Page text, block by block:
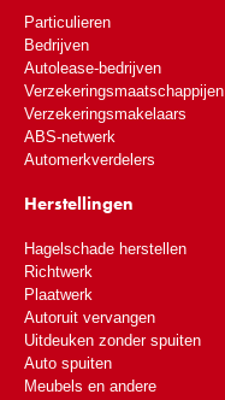
Particulieren
Bedrijven
Autolease-bedrijven
Verzekeringsmaatschappijen
Verzekeringsmakelaars
ABS-netwerk
Automerkverdelers
Herstellingen
Hagelschade herstellen
Richtwerk
Plaatwerk
Autoruit vervangen
Uitdeuken zonder spuiten
Auto spuiten
Meubels en andere